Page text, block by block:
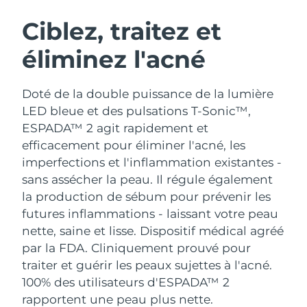
Ciblez, traitez et
éliminez l'acné
Doté de la double puissance de la lumière
LED bleue et des pulsations T-Sonic™,
ESPADA™ 2 agit rapidement et
efficacement pour éliminer l'acné, les
imperfections et l'inflammation existantes -
sans assécher la peau. Il régule également
la production de sébum pour prévenir les
futures inflammations - laissant votre peau
nette, saine et lisse. Dispositif médical agréé
par la FDA. Cliniquement prouvé pour
traiter et guérir les peaux sujettes à l'acné.
100% des utilisateurs d'ESPADA™ 2
rapportent une peau plus nette.
LUNA™ 4 coffret
Anti-aging massage
LUNA™ 4 Plus
Massage, LED heating
LUNA™ 4 Men
For men, anti-aging massage
BEAR™ 2 coffret
Microcurrent toning
BEAR™ 2 go
Microcurrent toning on-the-go
BEAR™ 2 eyes & lips
Microcurrent line smoothing device
Hydratation
UFO™ 3 coffret
Deep facial hydration
UFO™ 3 LED
Near-infrared and red light therapy
device
Soin bucco-dentaire
issa™ 4
Hybrid silicone sonic toothbrush
issa™ 4 plus
Smart hybrid silicone sonic toothbrush
FAQ™ TRAITEMENT ANTI-ÂGE
Anti-âge Traitements LED
NEW
Autriche Livraison estimée
Bahreïn Livraison estimée
Belgique
Bermudes Livraison estimée
Bosnie-Herzégovine Livraison estimée
Brunei Livraison estimée8/17/26
Bulgarie Livraison estimée8/12/26
Canada Livraison estimée
Chili Livraison estimée